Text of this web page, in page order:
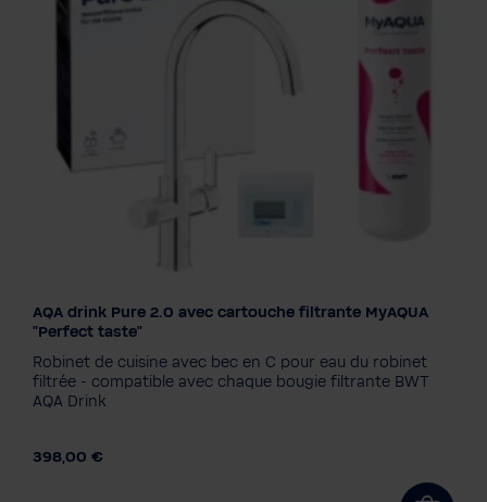
Filter cartridge
MyAQUA Perfect Taste
MyAQUA Taste
ZINC + MP200
AQA drink Pure 2.0 avec cartouche filtrante MyAQUA
"Perfect taste"
Robinet de cuisine avec bec en C pour eau du robinet
filtrée - compatible avec chaque bougie filtrante BWT
AQA Drink
398,00 €